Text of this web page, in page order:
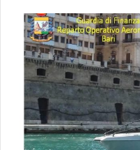
i
a
u
n
'
m
a